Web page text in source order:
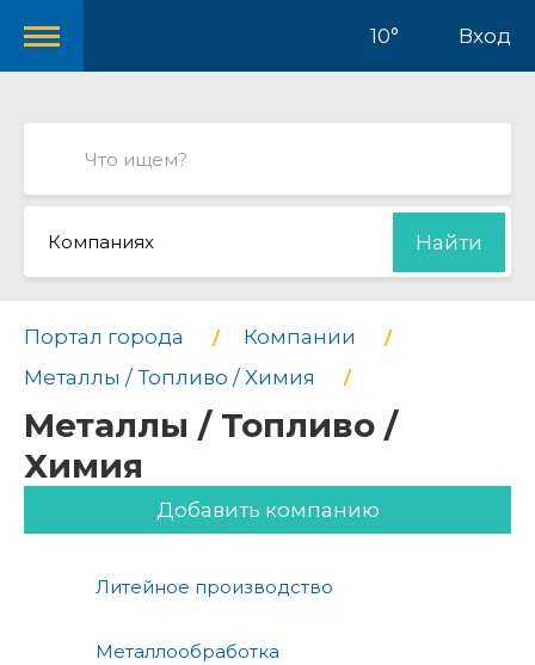
10° Вход
Компаниях Найти
Портал города
Компании
Металлы / Топливо / Химия
Металлы / Топливо /
Химия
Добавить компанию
Литейное производство
Металлообработка